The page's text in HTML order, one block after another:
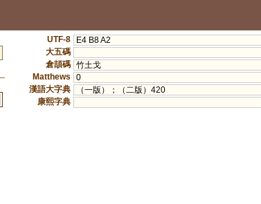
UTF-8
E4 B8 A2
大五碼
倉頡碼 竹土戈
Matthews
0
漢語大字典
（一版）；（二版）420
康熙字典